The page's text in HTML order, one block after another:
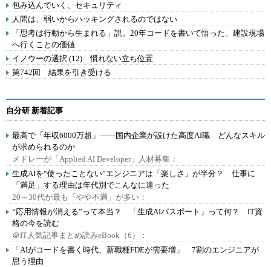
包み込んでいく、セキュリティ
人間は、弱いからハッキングされるのではない
「思考は行動から生まれる」説。20年コードを書いて悟った、建設現場
へ行くことの価値
イノウーの選択 (12) 慣れない立ち位置
第742回 結果を引き受ける
自分研 新着記事
最高で「年収6000万超」――国内企業が設けた高度AI職 どんなスキル
が求められるのか
メドレーが「Applied AI Developer」人材募集：
生成AIを“使ったことない”エンジニアは「楽しさ」が半分？ 仕事に
「満足」する理由は年代別でこんなに違った
20～30代が最も「やや不満」が多い：
“応用情報が消える”って本当？ 「生成AIパスポート」って何？ IT資
格の今を読む
＠IT人気記事まとめ読みeBook（6）：
「AIがコードを書く時代、新職種FDEが需要増」 7割のエンジニアが
思う理由